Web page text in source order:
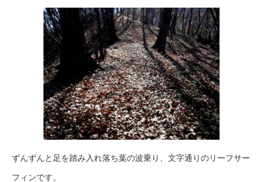
ずんずんと足を踏み入れ落ち葉の波乗り、文字通りのリーフサー
フィンです。